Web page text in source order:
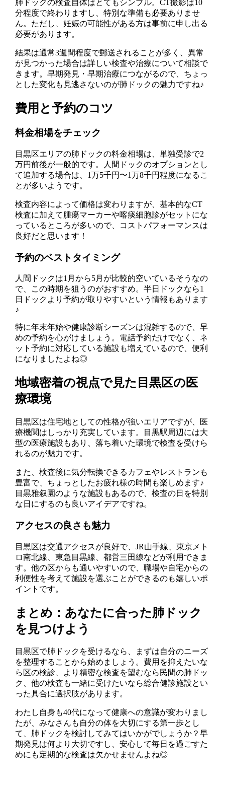
肺ドックの検査自体はとてもシンプル。CT撮影は10
分程度で終わりますし、特別な準備も必要ありませ
ん。ただし、妊娠の可能性がある方は事前に申し出る
必要があります。
結果は通常3週間程度で郵送されることが多く、異常
が見つかった場合は詳しい検査や治療について相談で
きます。早期発見・早期治療につながるので、ちょっ
とした変化も見逃さないのが肺ドックの魅力ですね♪
費用と予約のコツ
料金相場をチェック
目黒区エリアの肺ドックの料金相場は、単独受診で2
万円前後が一般的です。人間ドックのオプションとし
て追加する場合は、1万5千円〜1万8千円程度になるこ
とが多いようです。
検査内容によって価格は変わりますが、基本的なCT
検査に加えて腫瘍マーカーや喀痰細胞診がセットにな
っているところが多いので、コストパフォーマンスは
良好だと思います！
予約のベストタイミング
人間ドックは1月から5月が比較的空いているそうなの
で、この時期を狙うのがおすすめ。半日ドックなら1
日ドックより予約が取りやすいという情報もあります
♪
特に年末年始や健康診断シーズンは混雑するので、早
めの予約を心がけましょう。電話予約だけでなく、ネ
ット予約に対応している施設も増えているので、便利
になりましたよね◎
地域密着の視点で見た目黒区の医
療環境
目黒区は住宅地としての性格が強いエリアですが、医
療機関はしっかり充実しています。目黒駅周辺には大
型の医療施設もあり、落ち着いた環境で検査を受けら
れるのが魅力です。
また、検査後に気分転換できるカフェやレストランも
豊富で、ちょっとしたお疲れ様の時間も楽しめます♪
目黒雅叙園のような施設もあるので、検査の日を特別
な日にするのも良いアイデアですね。
アクセスの良さも魅力
目黒区は交通アクセスが良好で、JR山手線、東京メト
ロ南北線、東急目黒線、都営三田線などが利用できま
す。他の区からも通いやすいので、職場や自宅からの
利便性を考えて施設を選ぶことができるのも嬉しいポ
イントです。
まとめ：あなたに合った肺ドック
を見つけよう
目黒区で肺ドックを受けるなら、まずは自分のニーズ
を整理することから始めましょう。費用を抑えたいな
ら区の検診、より精密な検査を望むなら民間の肺ドッ
ク、他の検査も一緒に受けたいなら総合健診施設とい
った具合に選択肢があります。
わたし自身も40代になって健康への意識が変わりまし
たが、みなさんも自分の体を大切にする第一歩とし
て、肺ドックを検討してみてはいかがでしょうか？早
期発見は何より大切ですし、安心して毎日を過ごすた
めにも定期的な検査は欠かせませんよね◎